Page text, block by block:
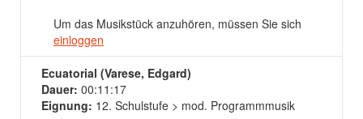
Um das Musikstück anzuhören, müssen Sie sich
einloggen
Ecuatorial (Varese, Edgard)
Dauer: 00:11:17
Eignung: 12. Schulstufe > mod. Programmmusik